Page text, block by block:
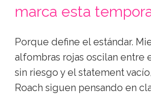
marca esta
Porque define el estándar.
alfombras rojas oscilan entre
sin riesgo y el statement
Roach siguen pensando en